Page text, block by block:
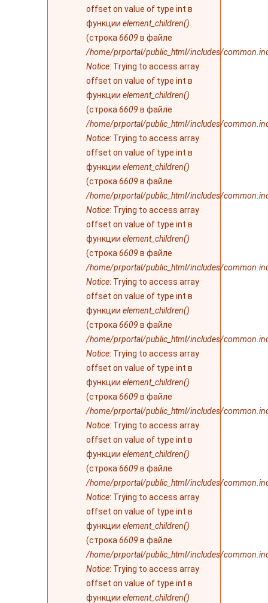
offset on value of type int в
функции element_children()
(строка 6609 в файле
/home/prportal/public_html/includes/
Notice: Trying to access array
offset on value of type int в
функции element_children()
(строка 6609 в файле
/home/prportal/public_html/includes/
Notice: Trying to access array
offset on value of type int в
функции element_children()
(строка 6609 в файле
/home/prportal/public_html/includes/
Notice: Trying to access array
offset on value of type int в
функции element_children()
(строка 6609 в файле
/home/prportal/public_html/includes/
Notice: Trying to access array
offset on value of type int в
функции element_children()
(строка 6609 в файле
/home/prportal/public_html/includes/
Notice: Trying to access array
offset on value of type int в
функции element_children()
(строка 6609 в файле
/home/prportal/public_html/includes/
Notice: Trying to access array
offset on value of type int в
функции element_children()
(строка 6609 в файле
/home/prportal/public_html/includes/
Notice: Trying to access array
offset on value of type int в
функции element_children()
(строка 6609 в файле
/home/prportal/public_html/includes/
Notice: Trying to access array
offset on value of type int в
функции element_children()